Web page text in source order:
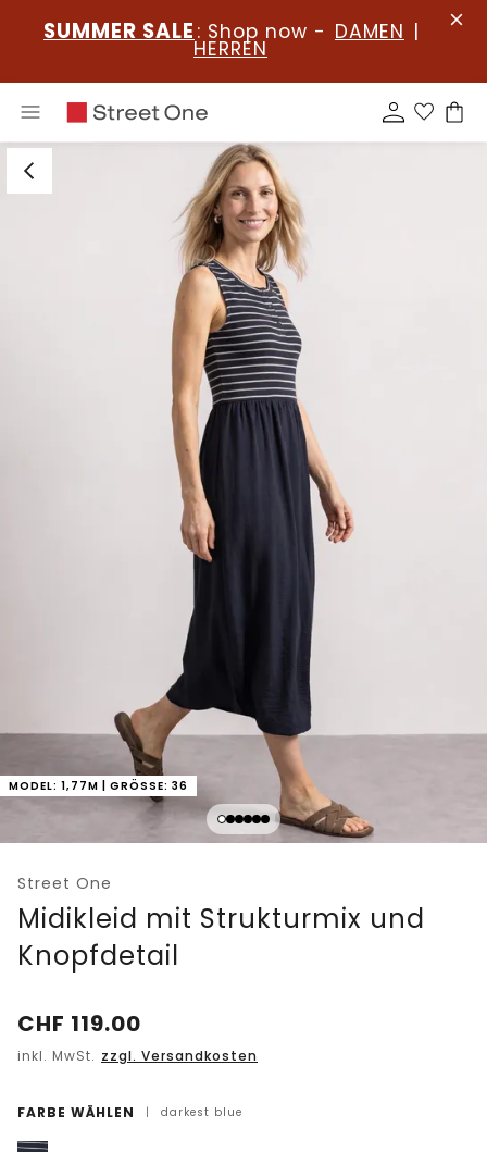
SUMMER SALE : Shop now - DAMEN |
HERREN
MODEL: 1,77M | GRÖSSE: 36
Street One
Midikleid mit Strukturmix und
Knopfdetail
CHF 119.00
inkl. MwSt. zzgl. Versandkosten
FARBE WÄHLEN | darkest blue